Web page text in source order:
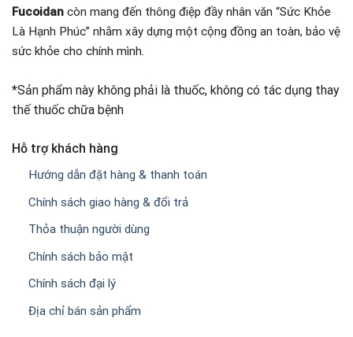
Fucoidan còn mang đến thông điệp đầy nhân văn “Sức Khỏe
Là Hạnh Phúc” nhằm xây dựng một cộng đồng an toàn, bảo vệ
sức khỏe cho chính mình.
*Sản phẩm này không phải là thuốc, không có tác dụng thay
thế thuốc chữa bệnh
Hỗ trợ khách hàng
Hướng dẫn đặt hàng & thanh toán
Chính sách giao hàng & đổi trả
Thỏa thuận người dùng
Chính sách bảo mật
Chính sách đại lý
Địa chỉ bán sản phẩm